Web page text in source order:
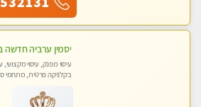
עיסוי מפנק, עיסוי מקצועי,
בקלניקה פרטית, מתחמי
טנטרה